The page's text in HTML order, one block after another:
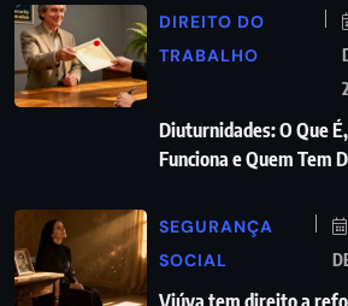
DIREITO DO
TRABALHO
Diuturnidades: O Que
Funciona e Quem Tem
SEGURANÇA
SOCIAL
Viúva tem direito a